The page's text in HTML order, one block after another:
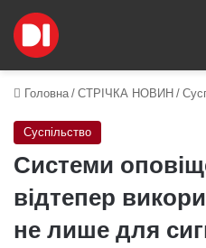
Головна / СТРІЧКА НОВИН /
Суспільство
Системи
відтепер
не лише для